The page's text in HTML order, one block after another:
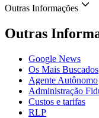
Outras Informações
Outras
Google News
Os Mais Buscados
Agente Autônomo
Administração
Custos e tarifas
RLP